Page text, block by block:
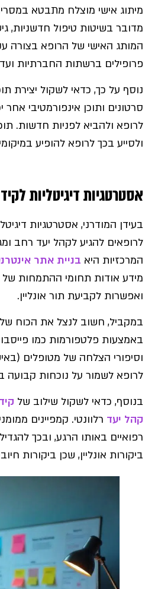
מיתוג אישי מוצלח מתבטא
מדובר בשיטות טיפול חדשניות,
המותג האישי של הרופא בצורה
פרופילים ברשתות החברתיות
נוסף על כך, כדאי לשקול יצירת
סרטונים ותוכן אינפורמטיבי
לרופא ולהביא לפניות חדשות.
ולסייע בכך לרופא להופיע
אסטרטגיות דיגיטליות
בעידן המודרני, אסטרטגיות
לרופאים להגיע לקהל יעד רחב
המרכזיות היא בניית אתר
מידע אודות תחומי ההתמחות של
ואפשרות לקביעת תור אונליין.
במקביל, חשוב לנצל את הכוח של
באמצעות פלטפורמות כמו
וסיפורי הצלחה של מטופלים
לרופא לשמור על נוכחות קבועה
בנוסף, כדאי לשקול שילוב של
קהל יעד רלוונטי. קמפיינים
רפואיים באותו הרגע, ובכך
ביקורות אונליין, שכן ביקורות